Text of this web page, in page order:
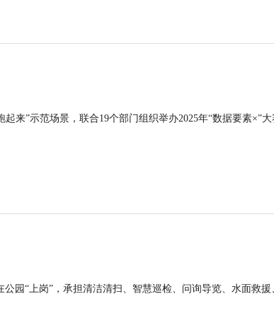
来”示范场景，联合19个部门组织举办2025年“数据要素×”大
园“上岗”，承担清洁清扫、智慧巡检、问询导览、水面救援